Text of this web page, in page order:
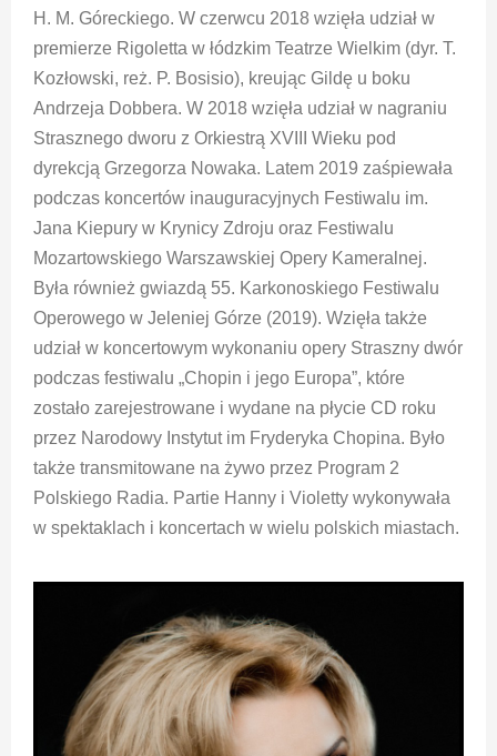
H. M. Góreckiego. W czerwcu 2018 wzięła udział w
premierze Rigoletta w łódzkim Teatrze Wielkim (dyr. T.
Kozłowski, reż. P. Bosisio), kreując Gildę u boku
Andrzeja Dobbera. W 2018 wzięła udział w nagraniu
Strasznego dworu z Orkiestrą XVIII Wieku pod
dyrekcją Grzegorza Nowaka. Latem 2019 zaśpiewała
podczas koncertów inauguracyjnych Festiwalu im.
Jana Kiepury w Krynicy Zdroju oraz Festiwalu
Mozartowskiego Warszawskiej Opery Kameralnej.
Była również gwiazdą 55. Karkonoskiego Festiwalu
Operowego w Jeleniej Górze (2019). Wzięła także
udział w koncertowym wykonaniu opery Straszny dwór
podczas festiwalu „Chopin i jego Europa”, które
zostało zarejestrowane i wydane na płycie CD roku
przez Narodowy Instytut im Fryderyka Chopina. Było
także transmitowane na żywo przez Program 2
Polskiego Radia. Partie Hanny i Violetty wykonywała
w spektaklach i koncertach w wielu polskich miastach.